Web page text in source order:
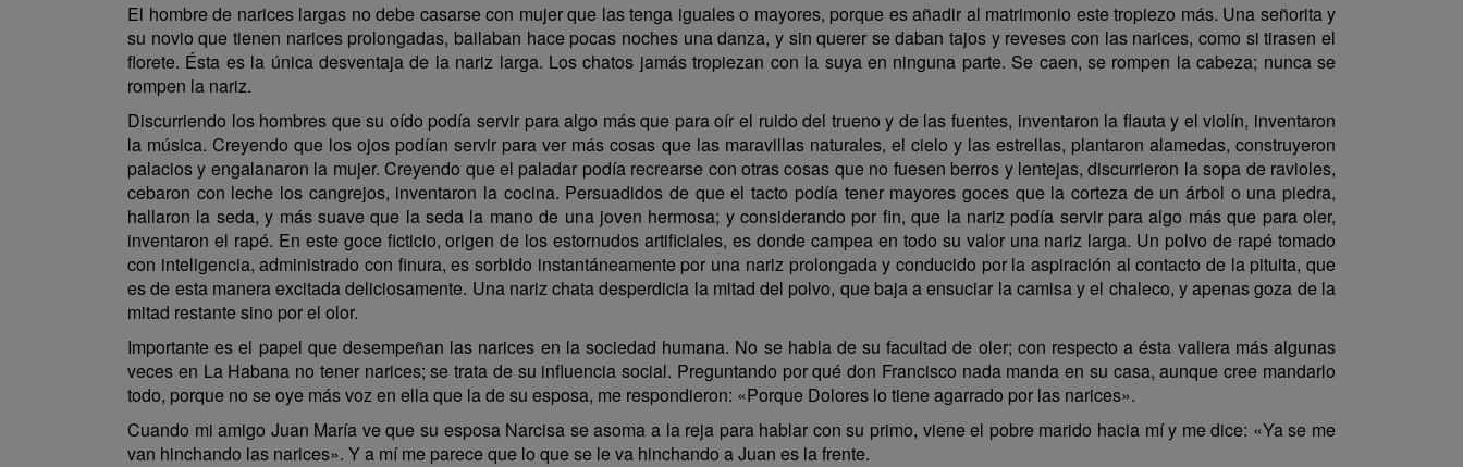
El hombre de narices largas no debe casarse con mujer que las tenga iguales o mayores, porque es añadir al matrimonio este tropiezo más. Una señorita y
su novio que tienen narices prolongadas, bailaban hace pocas noches una danza, y sin querer se daban tajos y reveses con las narices, como si tirasen el
florete. Ésta es la única desventaja de la nariz larga. Los chatos jamás tropiezan con la suya en ninguna parte. Se caen, se rompen la cabeza; nunca se
rompen la nariz.
Discurriendo los hombres que su oído podía servir para algo más que para oír el ruido del trueno y de las fuentes, inventaron la flauta y el violín, inventaron
la música. Creyendo que los ojos podían servir para ver más cosas que las maravillas naturales, el cielo y las estrellas, plantaron alamedas, construyeron
palacios y engalanaron la mujer. Creyendo que el paladar podía recrearse con otras cosas que no fuesen berros y lentejas, discurrieron la sopa de ravioles,
cebaron con leche los cangrejos, inventaron la cocina. Persuadidos de que el tacto podía tener mayores goces que la corteza de un árbol o una piedra,
hallaron la seda, y más suave que la seda la mano de una joven hermosa; y considerando por fin, que la nariz podía servir para algo más que para oler,
inventaron el rapé. En este goce ficticio, origen de los estornudos artificiales, es donde campea en todo su valor una nariz larga. Un polvo de rapé tomado
con inteligencia, administrado con finura, es sorbido instantáneamente por una nariz prolongada y conducido por la aspiración al contacto de la pituita, que
es de esta manera excitada deliciosamente. Una nariz chata desperdicia la mitad del polvo, que baja a ensuciar la camisa y el chaleco, y apenas goza de la
mitad restante sino por el olor.
Importante es el papel que desempeñan las narices en la sociedad humana. No se habla de su facultad de oler; con respecto a ésta valiera más algunas
veces en La Habana no tener narices; se trata de su influencia social. Preguntando por qué don Francisco nada manda en su casa, aunque cree mandarlo
todo, porque no se oye más voz en ella que la de su esposa, me respondieron: «Porque Dolores lo tiene agarrado por las narices».
Cuando mi amigo Juan María ve que su esposa Narcisa se asoma a la reja para hablar con su primo, viene el pobre marido hacia mí y me dice: «Ya se me
van hinchando las narices». Y a mí me parece que lo que se le va hinchando a Juan es la frente.